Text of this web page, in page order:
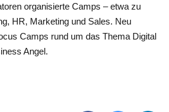
organisierte Camps – etwa zu
HR, Marketing und Sales. Neu
Camps rund um das Thema Digital
Angel.